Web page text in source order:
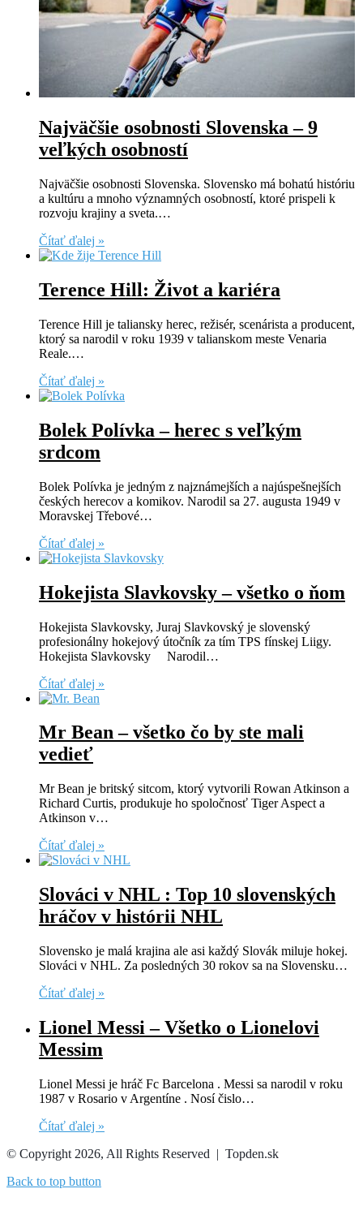
Najväčšie osobnosti Slovenska – 9
veľkých osobností
Najväčšie osobnosti Slovenska. Slovensko má bohatú históriu
a kultúru a mnoho významných osobností, ktoré prispeli k
rozvoju krajiny a sveta.…
Čítať ďalej »
Terence Hill: Život a kariéra
Terence Hill je taliansky herec, režisér, scenárista a producent,
ktorý sa narodil v roku 1939 v talianskom meste Venaria
Reale.…
Čítať ďalej »
Bolek Polívka – herec s veľkým
srdcom
Bolek Polívka je jedným z najznámejších a najúspešnejších
českých herecov a komikov. Narodil sa 27. augusta 1949 v
Moravskej Třebové…
Čítať ďalej »
Hokejista Slavkovsky – všetko o ňom
Hokejista Slavkovsky, Juraj Slavkovský je slovenský
profesionálny hokejový útočník za tím TPS fínskej Liigy.
Hokejista Slavkovsky Narodil…
Čítať ďalej »
Mr Bean – všetko čo by ste mali
vedieť
Mr Bean je britský sitcom, ktorý vytvorili Rowan Atkinson a
Richard Curtis, produkuje ho spoločnosť Tiger Aspect a
Atkinson v…
Čítať ďalej »
Slováci v NHL : Top 10 slovenských
hráčov v histórii NHL
Slovensko je malá krajina ale asi každý Slovák miluje hokej.
Slováci v NHL. Za posledných 30 rokov sa na Slovensku…
Čítať ďalej »
Lionel Messi – Všetko o Lionelovi
Messim
Lionel Messi je hráč Fc Barcelona . Messi sa narodil v roku
1987 v Rosario v Argentíne . Nosí čislo…
Čítať ďalej »
© Copyright 2026, All Rights Reserved | Topden.sk
Back to top button